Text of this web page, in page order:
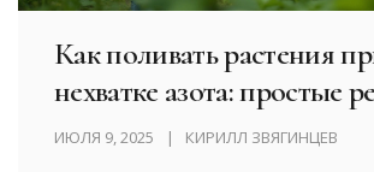
Как поливать растения
нехватке азота: простые
для огородников
ИЮЛЯ 9, 2025 КИРИЛЛ ЗВЯГИНЦЕВ